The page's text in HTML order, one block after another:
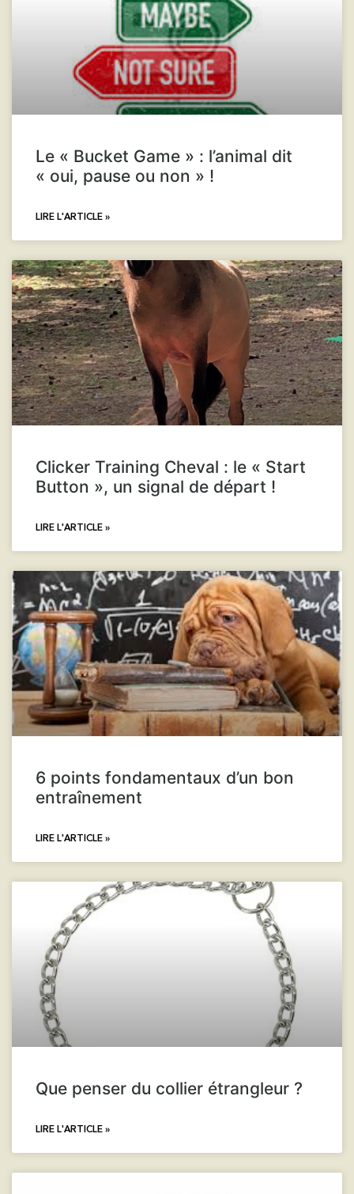
Le « Bucket Game » : l’animal dit
« oui, pause ou non » !
LIRE L'ARTICLE »
Clicker Training Cheval : le « Start
Button », un signal de départ !
LIRE L'ARTICLE »
6 points fondamentaux d’un bon
entraînement
LIRE L'ARTICLE »
Que penser du collier étrangleur ?
LIRE L'ARTICLE »